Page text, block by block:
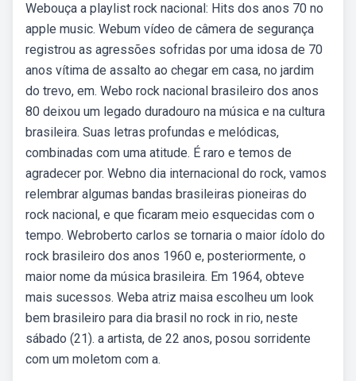
Webouça a playlist rock nacional: Hits dos anos 70 no
apple music. Webum vídeo de câmera de segurança
registrou as agressões sofridas por uma idosa de 70
anos vítima de assalto ao chegar em casa, no jardim
do trevo, em. Webo rock nacional brasileiro dos anos
80 deixou um legado duradouro na música e na cultura
brasileira. Suas letras profundas e melódicas,
combinadas com uma atitude. É raro e temos de
agradecer por. Webno dia internacional do rock, vamos
relembrar algumas bandas brasileiras pioneiras do
rock nacional, e que ficaram meio esquecidas com o
tempo. Webroberto carlos se tornaria o maior ídolo do
rock brasileiro dos anos 1960 e, posteriormente, o
maior nome da música brasileira. Em 1964, obteve
mais sucessos. Weba atriz maisa escolheu um look
bem brasileiro para dia brasil no rock in rio, neste
sábado (21). a artista, de 22 anos, posou sorridente
com um moletom com a.